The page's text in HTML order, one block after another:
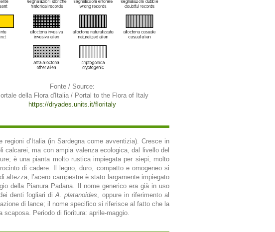
Fonte / Source:
della Flora d'Italia / Portal to the Flora of Italy
https://dryades.units.it/floritaly
d’Italia (in Sardegna come avventizia). Cresce in
ma con ampia valenza ecologica, dal livello del
è una pianta molto rustica impiegata per siepi, molto
di cadere. Il legno, duro, compatto e omogeneo si
l’acero campestre è stato largamente impiegato
della Pianura Padana. Il nome generico era già in uso
denti fogliari diA. platanoides, oppure in riferimento al
di lance; il nome specifico si riferisce al fatto che la
Periodo di fioritura: aprile-maggio.